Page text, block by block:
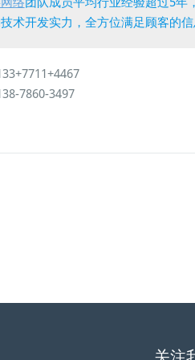
术开发实力，全方位满足顾客的
7860-3497